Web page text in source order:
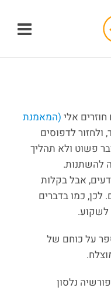
אלי (המאמנת
ולחזור לדפוסים
פשוט ולא תהליך
להשתנות.
אבל בקלות
לכן, כמו בדברים
לשקוע.
על כוחם של
נלסון